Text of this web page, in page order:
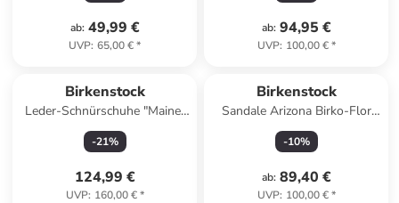
ab: 49,99 €
UVP: 65,00 €*
ab: 94,95 €
UVP: 100,00 €*
Birkenstock
Leder-Schnürschuhe "Maine"
in Anthrazit
-21%
124,99 €
UVP: 160,00 €*
Birkenstock
Sandale Arizona Birko-Flor
schmal in schwarz
-10%
ab: 89,40 €
UVP: 100,00 €*